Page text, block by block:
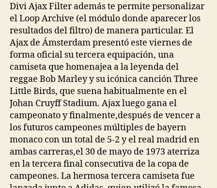
Divi Ajax Filter además te permite personalizar
el Loop Archive (el módulo donde aparecer los
resultados del filtro) de manera particular. El
Ajax de Ámsterdam presentó este viernes de
forma oficial su tercera equipación, una
camiseta que homenajea a la leyenda del
reggae Bob Marley y su icónica canción Three
Little Birds, que suena habitualmente en el
Johan Cruyff Stadium. Ajax luego gana el
campeonato y finalmente,después de vencer a
los futuros campeones múltiples de bayern
monaco con un total de 5-2 y el real madrid en
ambas carreras,el 30 de mayo de 1973 aterriza
en la tercera final consecutiva de la copa de
campeones. La hermosa tercera camiseta fue